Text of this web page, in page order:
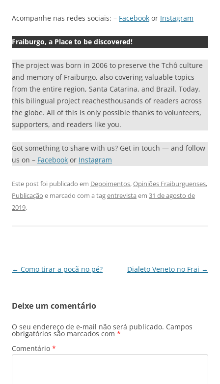
Acompanhe nas redes sociais: – Facebook or Instagram
Fraiburgo, a Place to be discovered!
The project was born in 2006 to preserve the Tchô culture
and memory of Fraiburgo, also covering valuable topics
from the entire region, Santa Catarina, and Brazil. Today,
this bilingual project reachesthousands of readers across
the globe. All of this is only possible thanks to volunteers,
supporters, and readers like you.
Got something to share with us? Get in touch — and follow
us on – Facebook or Instagram
Este post foi publicado em Depoimentos,Opiniões Fraiburguenses,
Publicação e marcado com a tagentrevista em 31 de agosto de
2019.
Navegação
← Como tirar a pocã no pé? Dialeto Veneto no Frai →
Deixe um comentário
O seu endereço de e-mail não será publicado. Campos
obrigatórios são marcados com *
Comentário *